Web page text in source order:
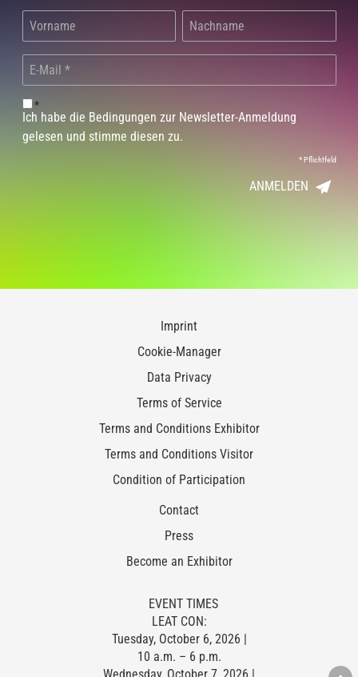
*
Ich habe die Bedingungen zur Newsletter-Anmeldung
gelesen und stimme diesen zu.
*Pflichtfeld
ANMELDEN
Imprint
Cookie-Manager
Data Privacy
Terms of Service
Terms and Conditions Exhibitor
Terms and Conditions Visitor
Condition of Participation
Contact
Press
Become an Exhibitor
EVENT TIMES
LEAT CON:
Tuesday, October 6, 2026 |
10 a.m. – 6 p.m.